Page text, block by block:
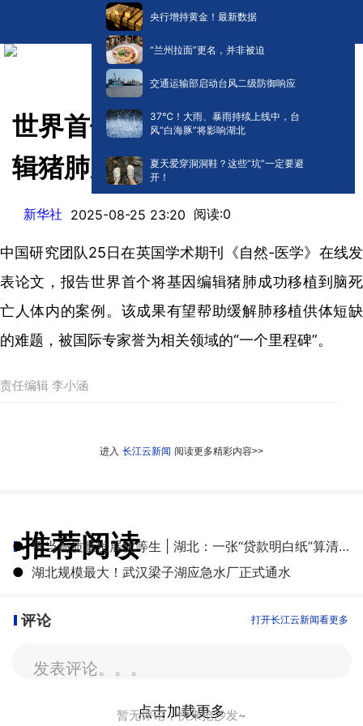
央行增持黄金！最新数据
“兰州拉面”更名，并非被迫
交通运输部启动台风二级防御响应
​37℃！大雨、暴雨持续上线中，台
风“白海豚”将影响湖北
夏天爱穿洞洞鞋？这些“坑”一定要避
开！
世界首例！中国团队将基因编
辑猪肺成功移植人体
新华社 2025-08-25 23:20 阅读:0
中国研究团队25日在英国学术期刊《自然-医学》在线发
表论文，报告世界首个将基因编辑猪肺成功移植到脑死
亡人体内的案例。该成果有望帮助缓解肺移植供体短缺
的难题，被国际专家誉为相关领域的“一个里程碑”。
责任编辑 李小涵
进入 长江云新闻 阅读更多精彩内容>>
推荐阅读
●
争当高质量发展优等生 | 湖北：一张“贷款明白纸”算清融资成本账
● 湖北规模最大！武汉梁子湖应急水厂正式通水
评论 打开长江云新闻看更多
发表评论。。。
暂无评论，快来抢沙发~
点击加载更多